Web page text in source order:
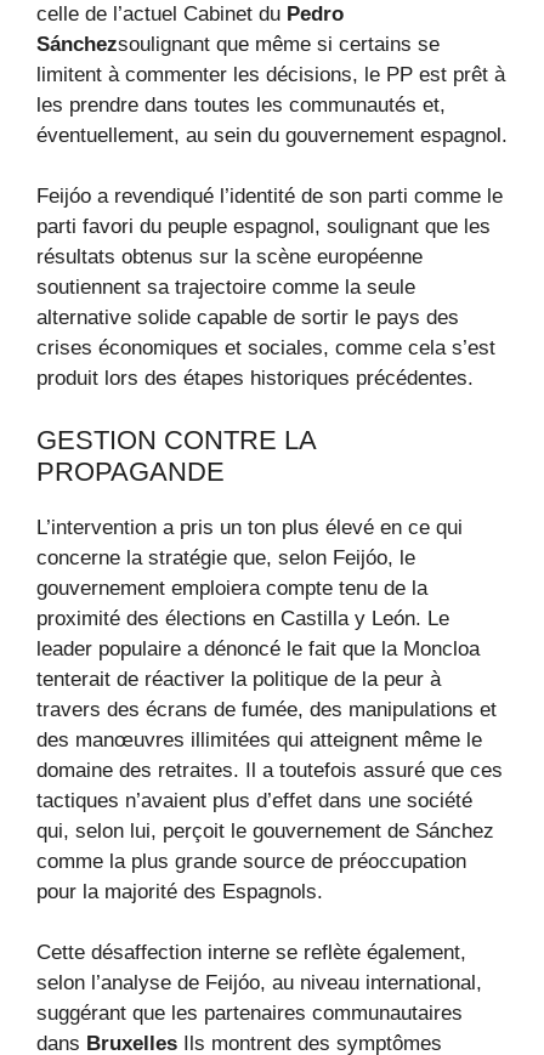
celle de l’actuel Cabinet du Pedro
Sánchezsoulignant que même si certains se
limitent à commenter les décisions, le PP est prêt à
les prendre dans toutes les communautés et,
éventuellement, au sein du gouvernement espagnol.
Feijóo a revendiqué l’identité de son parti comme le
parti favori du peuple espagnol, soulignant que les
résultats obtenus sur la scène européenne
soutiennent sa trajectoire comme la seule
alternative solide capable de sortir le pays des
crises économiques et sociales, comme cela s’est
produit lors des étapes historiques précédentes.
GESTION CONTRE LA
PROPAGANDE
L’intervention a pris un ton plus élevé en ce qui
concerne la stratégie que, selon Feijóo, le
gouvernement emploiera compte tenu de la
proximité des élections en Castilla y León. Le
leader populaire a dénoncé le fait que la Moncloa
tenterait de réactiver la politique de la peur à
travers des écrans de fumée, des manipulations et
des manœuvres illimitées qui atteignent même le
domaine des retraites. Il a toutefois assuré que ces
tactiques n’avaient plus d’effet dans une société
qui, selon lui, perçoit le gouvernement de Sánchez
comme la plus grande source de préoccupation
pour la majorité des Espagnols.
Cette désaffection interne se reflète également,
selon l’analyse de Feijóo, au niveau international,
suggérant que les partenaires communautaires
dans Bruxelles Ils montrent des symptômes